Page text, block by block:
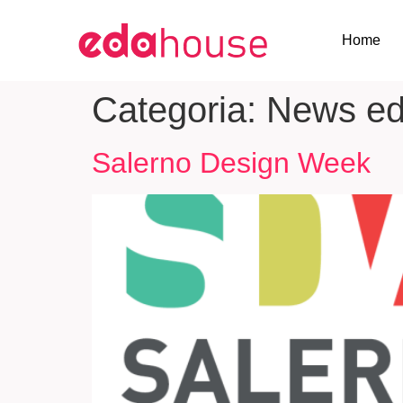
Home
Categoria: News
Salerno Design Week